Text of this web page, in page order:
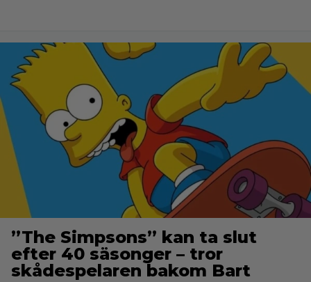
”The Simpsons” kan ta slut
efter 40 säsonger – tror
skådespelaren bakom Bart